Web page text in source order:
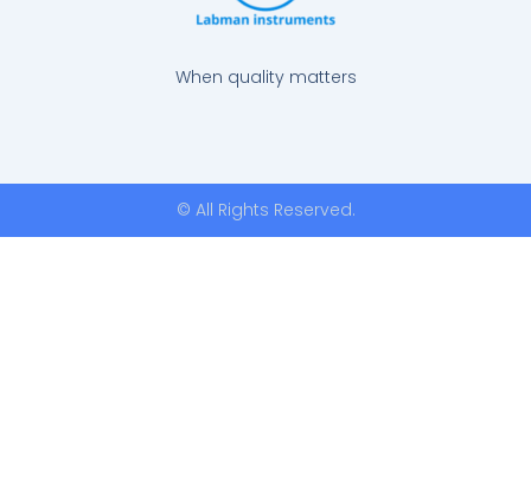
When quality matters
© All Rights Reserved.